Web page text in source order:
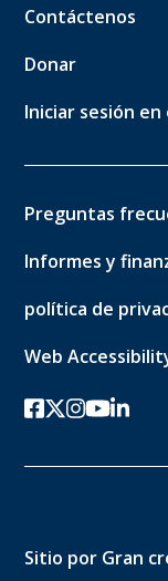
Contáctenos
Donar
Iniciar sesión
Preguntas
Informes y
política de
Web
Facebook
twitter-x
Instagram
YouTube
linkedin
Sitio por Gran